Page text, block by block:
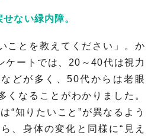
ない緑内障。
ことを教えてください」。か
ケートでは、20～40代は視力
どが多く、50代からは老眼
くなることがわかりました。
“知りたいこと”が異なるよう
、身体の変化と同様に“見え